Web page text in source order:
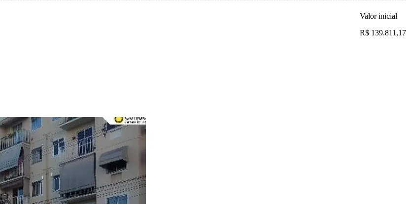
Valor inicial
R$ 139.811,17